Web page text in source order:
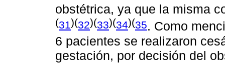
obstétrica, ya que la misma
(31)(32)(33)(34)(35. Como
6 pacientes se realizaron
gestación, por decisión del